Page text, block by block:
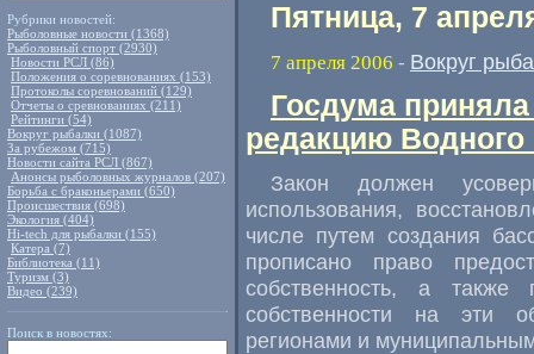
Рубрики новостей:
Рыболовные новости (1368)
Рыболовный спорт (2930)
Новости РСЛ (86)
Положения о соревнованиях (153)
Протоколы соревнований (129)
Отчеты о сревнованиях (211)
Рейтинги (54)
Вокруг рыбалки (1087)
За рубежом (715)
Новости сайта РСЛ (867)
Анонсы рыболовных журналов (207)
Борьба с браконьерами (650)
Происшествия (698)
Экология (404)
Hi-tech для рыбалки (155)
Катера (7)
Библиотека (11)
Туризм (3)
Видео (239)
Поиск в новостях:
Пятница, 7
7 апреля 2006 - Вокруг
Госдума
редакцию Водного
Закон должен
использования,
числе путем создания
прописано право
собственность, а также
собственности на эти
регионами и